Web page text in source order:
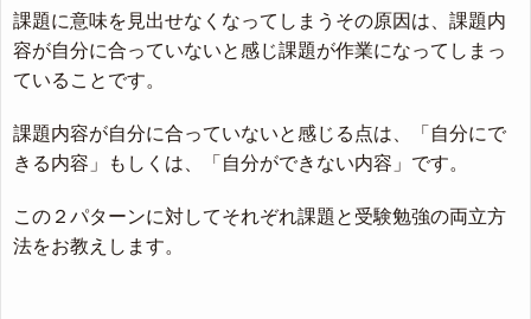
課題に意味を見出せなくなってしまうその原因は、課題内
容が自分に合っていないと感じ課題が作業になってしまっ
ていることです。
課題内容が自分に合っていないと感じる点は、「自分にで
きる内容」もしくは、「自分ができない内容」です。
この２パターンに対してそれぞれ課題と受験勉強の両立方
法をお教えします。